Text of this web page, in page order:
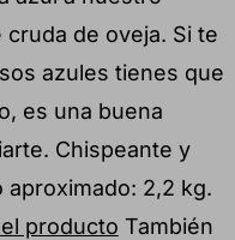
de oveja. Si te
azules tienes que
es una buena
Chispeante y
aproximado: 2,2 kg.
producto También